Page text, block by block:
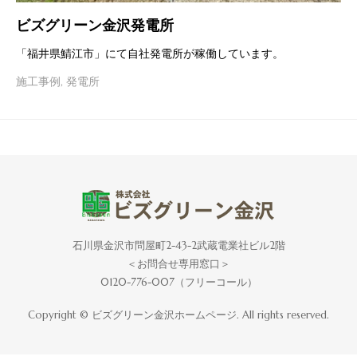
ビズグリーン金沢発電所
「福井県鯖江市」にて自社発電所が稼働しています。
施工事例, 発電所
石川県金沢市問屋町2-43-2武蔵電業社ビル2階
＜お問合せ専用窓口＞
0120-776-007（フリーコール）
Copyright © ビズグリーン金沢ホームページ. All rights reserved.